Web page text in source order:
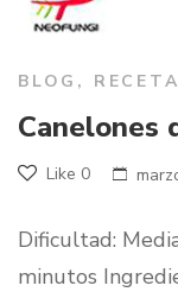
BLOG ,
Canelones
Like 0
Dificultad:
minutos